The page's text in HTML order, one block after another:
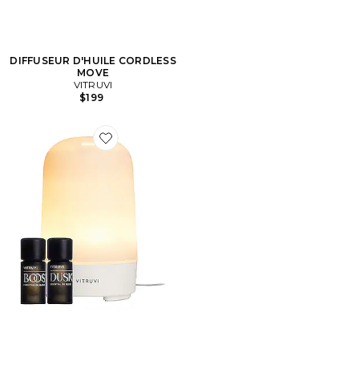
DIFFUSEUR D'HUILE CORDLESS
MOVE
VITRUVI
$199
Favorite DIFFUSEUR GLOW DIFFUSER BUNDLE